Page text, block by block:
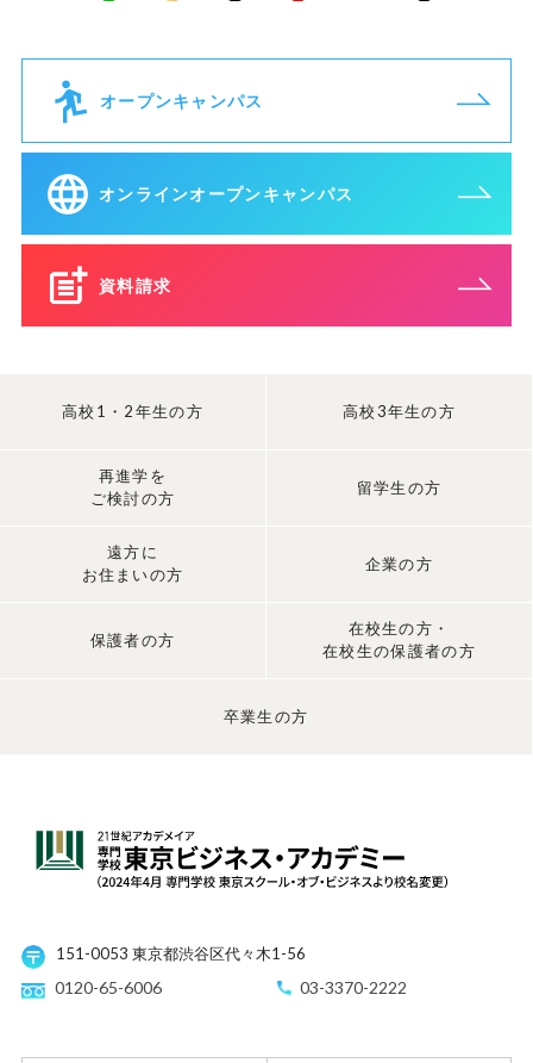
オープンキャンパス
オンラインオープンキャンパス
資料請求
高校1・2年生の方 高校3年生の方
再進学を
ご検討の方
留学生の方
遠方に
お住まいの方
企業の方
保護者の方
在校生の方・
在校生の保護者の方
卒業生の方
151-0053 東京都渋谷区代々木1-56
0120-65-6006 03-3370-2222